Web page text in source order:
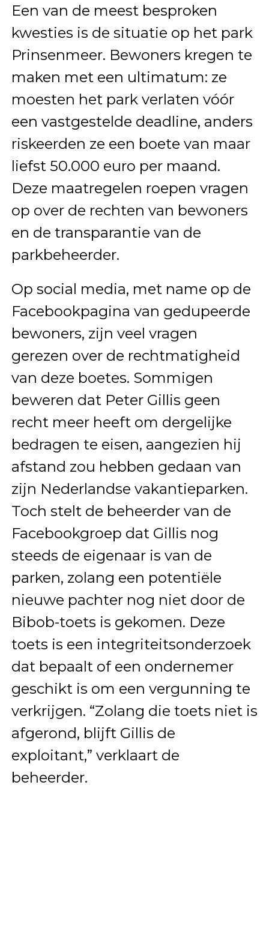
Een van de meest besproken
kwesties is de situatie op het park
Prinsenmeer. Bewoners kregen te
maken met een ultimatum: ze
moesten het park verlaten vóór
een vastgestelde deadline, anders
riskeerden ze een boete van maar
liefst 50.000 euro per maand.
Deze maatregelen roepen vragen
op over de rechten van bewoners
en de transparantie van de
parkbeheerder.
Op social media, met name op de
Facebookpagina van gedupeerde
bewoners, zijn veel vragen
gerezen over de rechtmatigheid
van deze boetes. Sommigen
beweren dat Peter Gillis geen
recht meer heeft om dergelijke
bedragen te eisen, aangezien hij
afstand zou hebben gedaan van
zijn Nederlandse vakantieparken.
Toch stelt de beheerder van de
Facebookgroep dat Gillis nog
steeds de eigenaar is van de
parken, zolang een potentiële
nieuwe pachter nog niet door de
Bibob-toets is gekomen. Deze
toets is een integriteitsonderzoek
dat bepaalt of een ondernemer
geschikt is om een vergunning te
verkrijgen. “Zolang die toets niet is
afgerond, blijft Gillis de
exploitant,” verklaart de
beheerder.